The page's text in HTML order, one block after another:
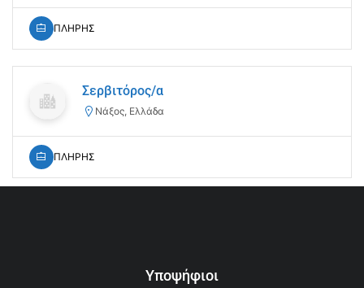
ΠΛΗΡΗΣ
Σερβιτόρος/α
Νάξος, Ελλάδα
ΠΛΗΡΗΣ
Υποψήφιοι